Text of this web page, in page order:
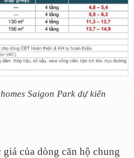
Saigon Park dự kiến
của dòng căn hộ chung